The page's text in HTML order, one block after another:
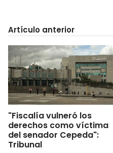
Artículo anterior
"Fiscalía vulneró los
derechos como víctima
del senador Cepeda":
Tribunal